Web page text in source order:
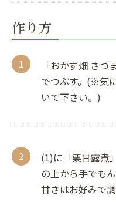
作り方
「おかず畑 さ
でつぶす。(※気
いて下さい。)
(1)に「栗甘露煮
の上から手でも
甘さはお好みで